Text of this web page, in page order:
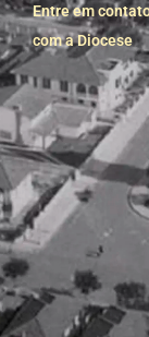
Entre em
com a Diocese